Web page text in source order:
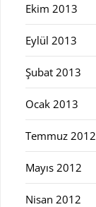
Ekim 2013
Eylül 2013
Şubat 2013
Ocak 2013
Temmuz 2012
Mayıs 2012
Nisan 2012